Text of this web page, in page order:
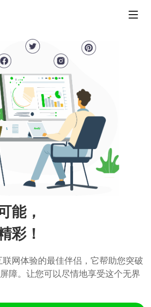
能，
彩！
网体验的最佳伴侣，它帮助您突破
障。让您可以尽情地享受这个无界